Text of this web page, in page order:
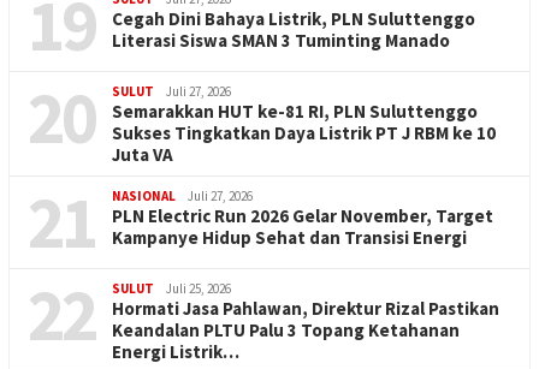
19
Cegah Dini Bahaya Listrik, PLN Suluttenggo
Literasi Siswa SMAN 3 Tuminting Manado
20 SULUT Juli 27, 2026
Semarakkan HUT ke-81 RI, PLN Suluttenggo
Sukses Tingkatkan Daya Listrik PT J RBM ke 10
Juta VA
21 NASIONAL Juli 27, 2026
PLN Electric Run 2026 Gelar November, Target
Kampanye Hidup Sehat dan Transisi Energi
22 SULUT Juli 25, 2026
Hormati Jasa Pahlawan, Direktur Rizal Pastikan
Keandalan PLTU Palu 3 Topang Ketahanan
Energi Listrik…